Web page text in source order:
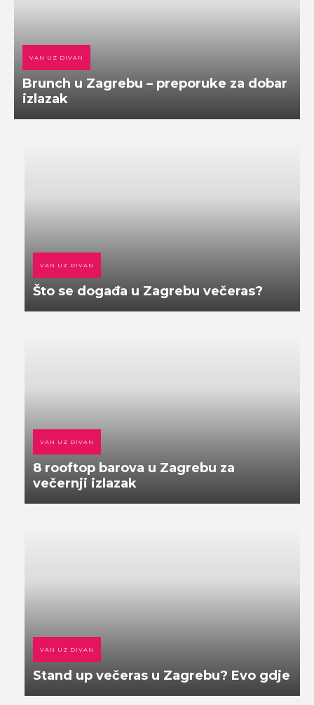
VAN UZ DIVAN
Brunch u Zagrebu – preporuke za dobar
izlazak
VAN UZ DIVAN
Što se događa u Zagrebu večeras?
VAN UZ DIVAN
8 rooftop barova u Zagrebu za
večernji izlazak
VAN UZ DIVAN
Stand up večeras u Zagrebu? Evo gdje